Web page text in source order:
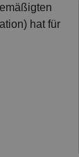
hat für